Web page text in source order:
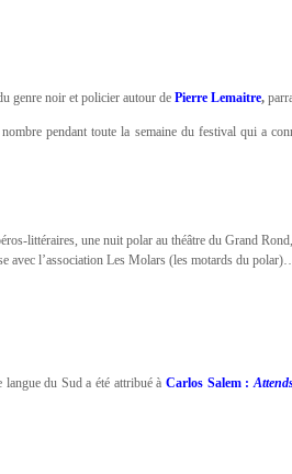
genre noir et policier autour de Pierre Lemaitre,
pendant toute la semaine du festival qui a
une nuit polar au théâtre du Grand
avec l’association Les Molars (les motards du polar)…
du Sud a été attribué à Carlos Salem :